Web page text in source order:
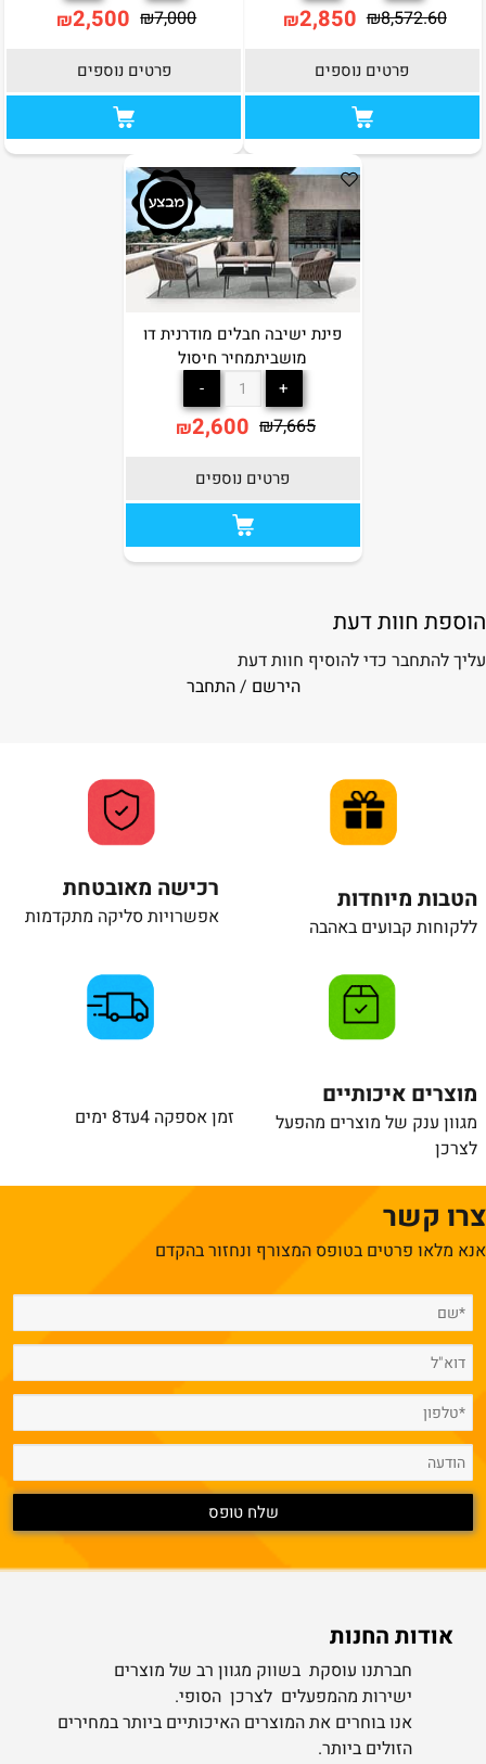
₪8,572.60
₪2,850
פרטים נוספים
₪7,000
₪2,500
פרטים נוספים
פינת ישיבה חבלים מודרנית דו
מושביתמחיר חיסול
₪7,665
₪2,600
פרטים נוספים
הוספת חוות דעת
עליך להתחבר כדי להוסיף חוות דעת
הירשם /התחבר
הטבות מיוחדות
ללקוחות קבועים באהבה
רכישה מאובטחת
אפשרויות סליקה מתקדמות
מוצרים איכותיים
מגוון ענק של מוצרים מהפעל
לצרכן
זמן אספקה 4עד8 ימים
צרו קשר
אנא מלאו פרטים בטופס המצורף ונחזור בהקדם
אודות החנות
חברתנו עוסקת בשווק מגוון רב של מוצרים
ישירות מהמפעלים לצרכן הסופי.
אנו בוחרים את המוצרים האיכותיים ביותר במחירים
הזולים ביותר.